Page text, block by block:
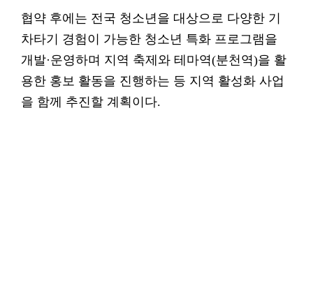
협약 후에는 전국 청소년을 대상으로 다양한 기
차타기 경험이 가능한 청소년 특화 프로그램을
개발·운영하며 지역 축제와 테마역(분천역)을 활
용한 홍보 활동을 진행하는 등 지역 활성화 사업
을 함께 추진할 계획이다.